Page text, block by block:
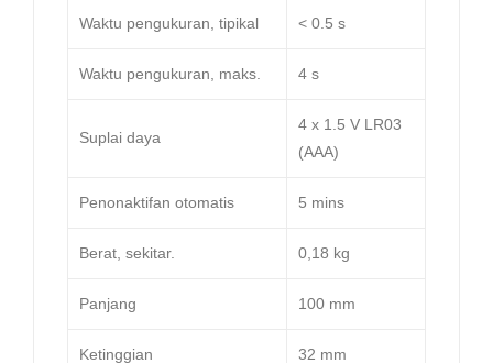
Waktu pengukuran, tipikal < 0.5 s
Waktu pengukuran, maks. 4 s
Suplai daya
4 x 1.5 V LR03
(AAA)
Penonaktifan otomatis 5 mins
Berat, sekitar. 0,18 kg
Panjang 100 mm
Ketinggian 32 mm